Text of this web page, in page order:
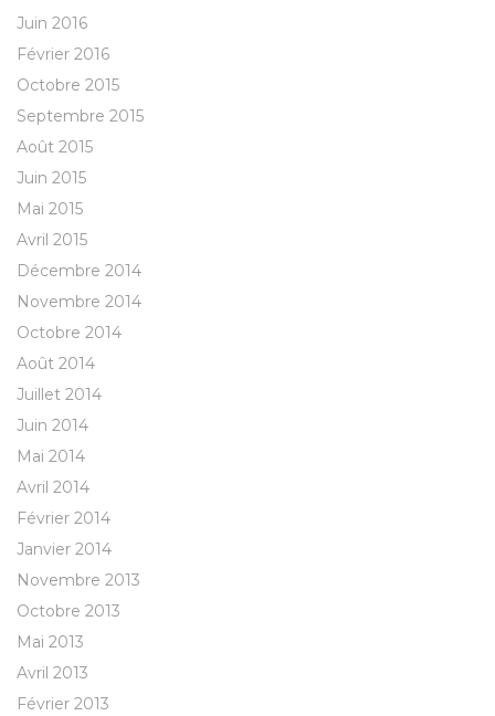
Juin 2016
Février 2016
Octobre 2015
Septembre 2015
Août 2015
Juin 2015
Mai 2015
Avril 2015
Décembre 2014
Novembre 2014
Octobre 2014
Août 2014
Juillet 2014
Juin 2014
Mai 2014
Avril 2014
Février 2014
Janvier 2014
Novembre 2013
Octobre 2013
Mai 2013
Avril 2013
Février 2013